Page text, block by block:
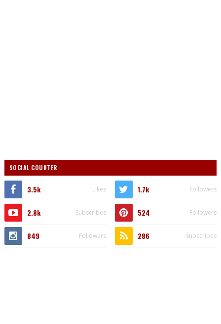
SOCIAL COUNTER
3.5k Likes 1.7k Followers
2.8k Subscribes 524 Followers
849 Followers 286 Subscribes